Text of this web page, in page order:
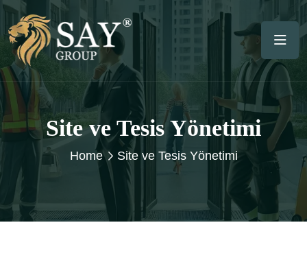
Site ve Tesis Yönetimi
Home Site ve Tesis Yönetimi